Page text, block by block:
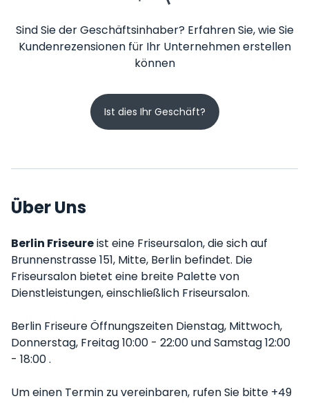
Sind Sie der Geschäftsinhaber? Erfahren Sie, wie Sie
Kundenrezensionen für Ihr Unternehmen erstellen
können
Ist dies Ihr Geschäft?
Über Uns
Berlin Friseureist eine Friseursalon, die sich auf
Brunnenstrasse 151, Mitte, Berlin befindet. Die
Friseursalon bietet eine breite Palette von
Dienstleistungen, einschließlich Friseursalon.
Berlin Friseure Öffnungszeiten Dienstag, Mittwoch,
Donnerstag, Freitag 10:00 - 22:00 und Samstag 12:00
- 18:00 .
Um einen Termin zu vereinbaren, rufen Sie bitte +49